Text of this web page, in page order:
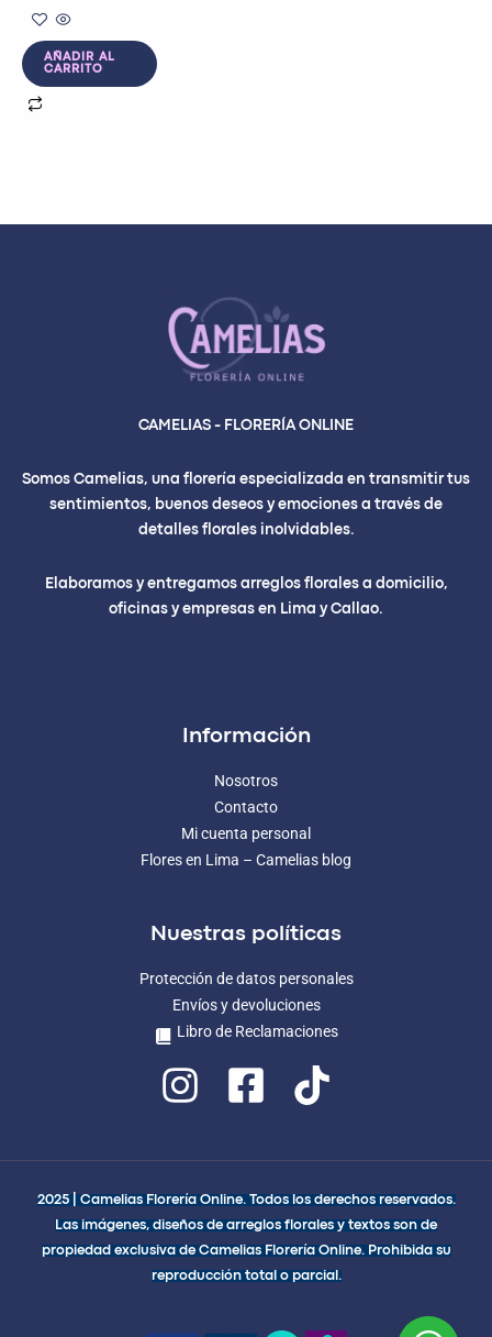
AÑADIR AL
CARRITO
CAMELIAS - FLORERÍA ONLINE
Somos Camelias, una florería especializada en transmitir tus
sentimientos, buenos deseos y emociones a través de
detalles florales inolvidables.
Elaboramos y entregamos arreglos florales a domicilio,
oficinas y empresas en Lima y Callao.
Información
Nosotros
Contacto
Mi cuenta personal
Flores en Lima – Camelias blog
Nuestras políticas
Protección de datos personales
Envíos y devoluciones
Libro de Reclamaciones
2025 | Camelias Florería Online. Todos los derechos reservados.
Las imágenes, diseños de arreglos florales y textos son de
propiedad exclusiva de Camelias Florería Online. Prohibida su
reproducción total o parcial.